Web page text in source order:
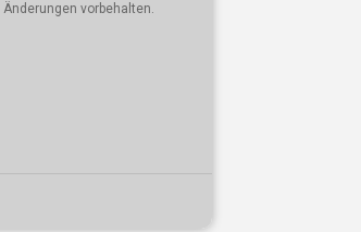
Änderungen vorbehalten.